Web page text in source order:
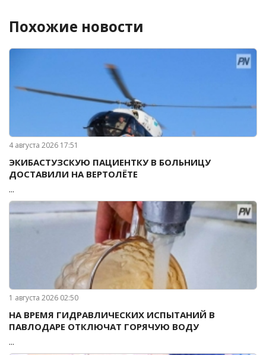
Похожие новости
4 августа 2026 17:51
ЭКИБАСТУЗСКУЮ ПАЦИЕНТКУ В БОЛЬНИЦУ
ДОСТАВИЛИ НА ВЕРТОЛЁТЕ
...
1 августа 2026 02:50
НА ВРЕМЯ ГИДРАВЛИЧЕСКИХ ИСПЫТАНИЙ В
ПАВЛОДАРЕ ОТКЛЮЧАТ ГОРЯЧУЮ ВОДУ
...